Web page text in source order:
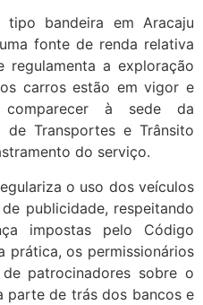
bandeira em Aracaju
fonte de renda relativa
regulamenta a exploração
carros estão em vigor e
comparecer à sede da
de Transportes e Trânsito
do serviço.
o uso dos veículos
publicidade, respeitando
impostas pelo Código
prática, os permissionários
patrocinadores sobre o
parte de trás dos bancos e